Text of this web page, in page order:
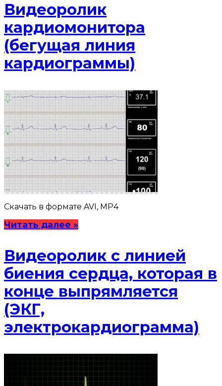
Видеоролик
кардиомонитора
(бегущая линия
кардиограммы)
Скачать в формате AVI, MP4
Читать далее »
Видеоролик с линией
биения сердца, которая в
конце выпрямляется
(ЭКГ,
электрокардиограмма)